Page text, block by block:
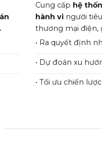
Cung cấp hệ
hành vi người
thương mại điện,
• Ra quyết định
• Dự đoán xu
• Tối ưu chiến